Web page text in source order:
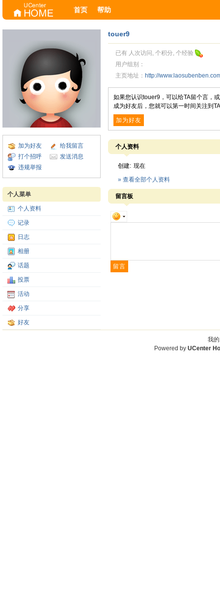
首页 帮助
加为好友
给我留言
打个招呼
发送消息
违规举报
个人菜单
个人资料
记录
日志
相册
话题
投票
活动
分享
好友
touer9
已有 人次访问, 个积分, 个经验
用户组别：
主页地址： http://
如果您认识touer9，可以给TA留个言，
成为好友后，您就可以第一时间关注到
加为好友
个人资料
创建: 现在
» 查看全部个人资料
留言板
我
Powered by UCenter